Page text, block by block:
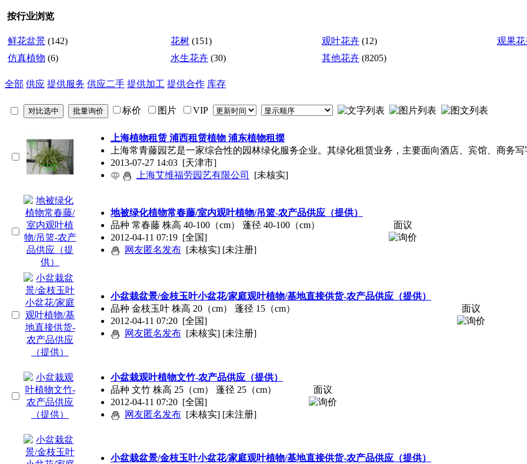
按行业浏览
鲜花盆景 (142) 花树 (151) 观叶花卉 (12)
观果花
仿真植物 (6) 水生花卉 (30) 其他花卉 (8205)
全部 供应 提供服务 供应二手 提供加工 提供合作 库存
标价 图片 VIP
上海植物租赁 浦西租赁植物 浦东植物租摆
上海常青藤园艺是一家综合性的园林绿化服务企业。其绿化租赁业务，主要面向酒店、宾馆、商务
2013-07-27 14:03 [天津市]
上海艾维福劳园艺有限公司
[未核实]
地被绿化植物常春藤/室内观叶植物/吊篮-农产品供应（提供）
品种 常春藤 株高 40-100（cm） 蓬径 40-100（cm）
2012-04-11 07:19 [全国]
网友匿名发布 [未核实] [未注册]
面议
小盆栽盆景/金枝玉叶小盆花/家庭观叶植物/基地直接供货-农产品供应（提供）
品种 金枝玉叶 株高 20（cm） 蓬径 15（cm）
2012-04-11 07:20 [全国]
网友匿名发布 [未核实] [未注册]
面议
小盆栽观叶植物文竹-农产品供应（提供）
品种 文竹 株高 25（cm） 蓬径 25（cm）
2012-04-11 07:20 [全国]
网友匿名发布 [未核实] [未注册]
面议
小盆栽盆景/金枝玉叶小盆花/家庭观叶植物/基地直接供货-农产品供应（提供）